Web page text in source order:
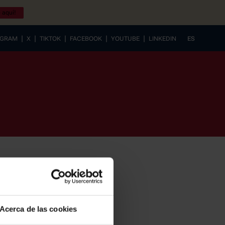
Acerca de las cookies
aquí!
| X | TIKTOK | FACEBOOK | YOUTUBE | LINKEDIN
ES